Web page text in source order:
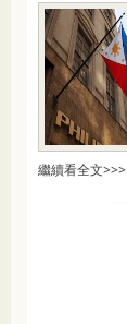
繼續看全文>>>